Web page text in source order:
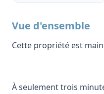
Vue d'ensemble
Cette propriété est
À seulement trois